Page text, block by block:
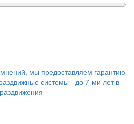
мы предоставляем гарантию
системы - до 7-ми лет в